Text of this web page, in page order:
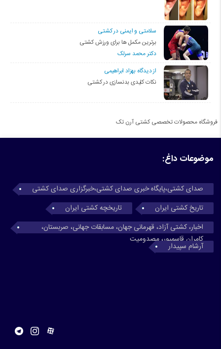
سلامتی و ایمنی در کشتی
برترین مکمل ها برای ورزش کشتی
دکتر محمد سرلک
از دیدگاه بهزاد ابراهیمی
نکات کلیدی بدنسازی در کشتی
فروشگاه محصولات تخصصی کشتی آرن تک
موضوعات داغ:
صدای کشتی،پایگاه خبری صدای کشتی،خبرگزاری صدای کشتی
تاریخ کشتی ایران
تاریخچه کشتی ایران
اخبار، کشتی آزاد، قهرمانی جهان، مسابقات جهانی، صربستان،
کامران قاسمپور، مصدومیت
آرشام سپیدار